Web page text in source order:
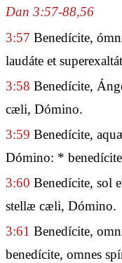
Dan 3:57-88,56
3:57 Benedícite,
laudáte et
3:58 Benedícite,
cæli, Dómino.
3:59 Benedícite,
Dómino: *
3:60 Benedícite, sol
stellæ cæli, Dómino.
3:61 Benedícite,
benedícite, omnes